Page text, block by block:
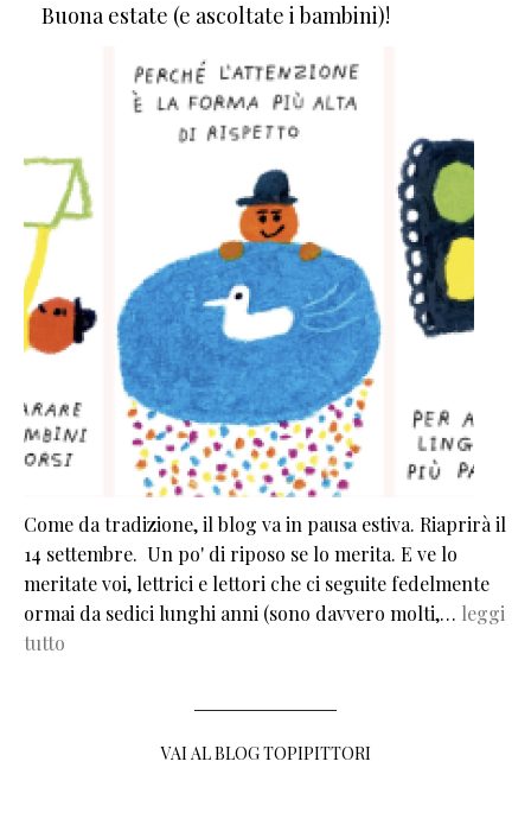
Buona estate (e ascoltate i bambini)!
Come da tradizione, il blog va in pausa estiva. Riaprirà il
14 settembre. Un po' di riposo se lo merita. E ve lo
meritate voi, lettrici e lettori che ci seguite fedelmente
ormai da sedici lunghi anni (sono davvero molti,… leggi
tutto
VAI AL BLOG TOPIPITTORI